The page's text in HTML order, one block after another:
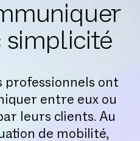
simplicité
professionnels ont
entre eux ou
leurs clients. Au
de mobilité,